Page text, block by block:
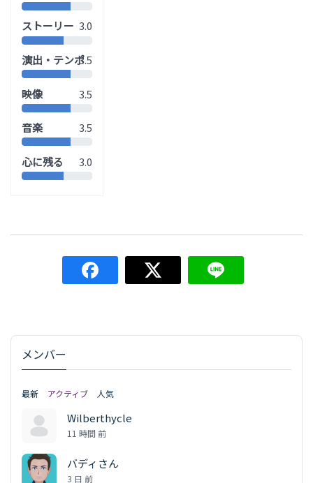
ストーリー 3.0
演出・テンポ3.5
映像 3.5
音楽 3.5
心に残る 3.0
メンバー
最新 アクティブ 人気
Wilberthycle
11 時間 前
バディさん
3 日 前